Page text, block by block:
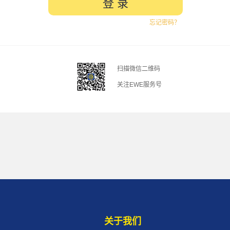
忘记密码？
扫描微信二维码
关注EWE服务号
关于我们